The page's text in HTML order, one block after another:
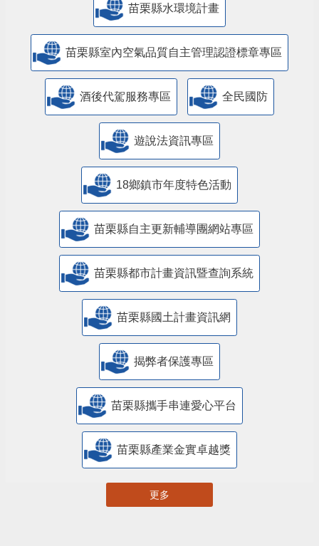
苗栗縣水環境計畫
苗栗縣室內空氣品質自主管理認證標章專區
酒後代駕服務專區 全民國防
遊說法資訊專區
18鄉鎮市年度特色活動
苗栗縣自主更新輔導團網站專區
苗栗縣都市計畫資訊暨查詢系統
苗栗縣國土計畫資訊網
揭弊者保護專區
苗栗縣攜手串連愛心平台
苗栗縣產業金實卓越獎
更多